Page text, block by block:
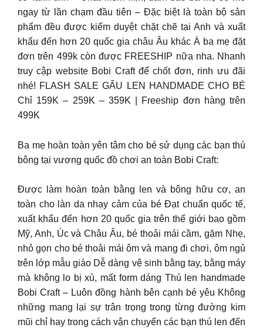
ngay từ lần chạm đầu tiên – Đặc biệt là toàn bộ sản
phẩm đều được kiểm duyệt chặt chẽ tại Anh và xuất
khẩu đến hơn 20 quốc gia châu Âu khác À ba mẹ đặt
đơn trên 499k còn được FREESHIP nữa nha. Nhanh
truy cập website Bobi Craft để chốt đơn, rinh ưu đãi
nhé! FLASH SALE GẤU LEN HANDMADE CHO BÉ
Chỉ 159K – 259K – 359K | Freeship đơn hàng trên
499K
Ba mẹ hoàn toàn yên tâm cho bé sử dụng các bạn thú
bông tại vương quốc đồ chơi an toàn Bobi Craft:
Được làm hoàn toàn bằng len và bông hữu cơ, an
toàn cho làn da nhạy cảm của bé Đạt chuẩn quốc tế,
xuất khẩu đến hơn 20 quốc gia trên thế giới bao gồm
Mỹ, Anh, Úc và Châu Âu, bé thoải mái cầm, gặm Nhẹ,
nhỏ gọn cho bé thoải mái ôm và mang đi chơi, ôm ngủ
trên lớp mẫu giáo Dễ dàng vệ sinh bằng tay, bằng máy
mà không lo bị xù, mất form dáng Thú len handmade
Bobi Craft – Luôn đồng hành bên cạnh bé yêu Không
những mang lại sự trân trọng trong từng đường kim
mũi chỉ hay trong cách vận chuyển các bạn thú len đến